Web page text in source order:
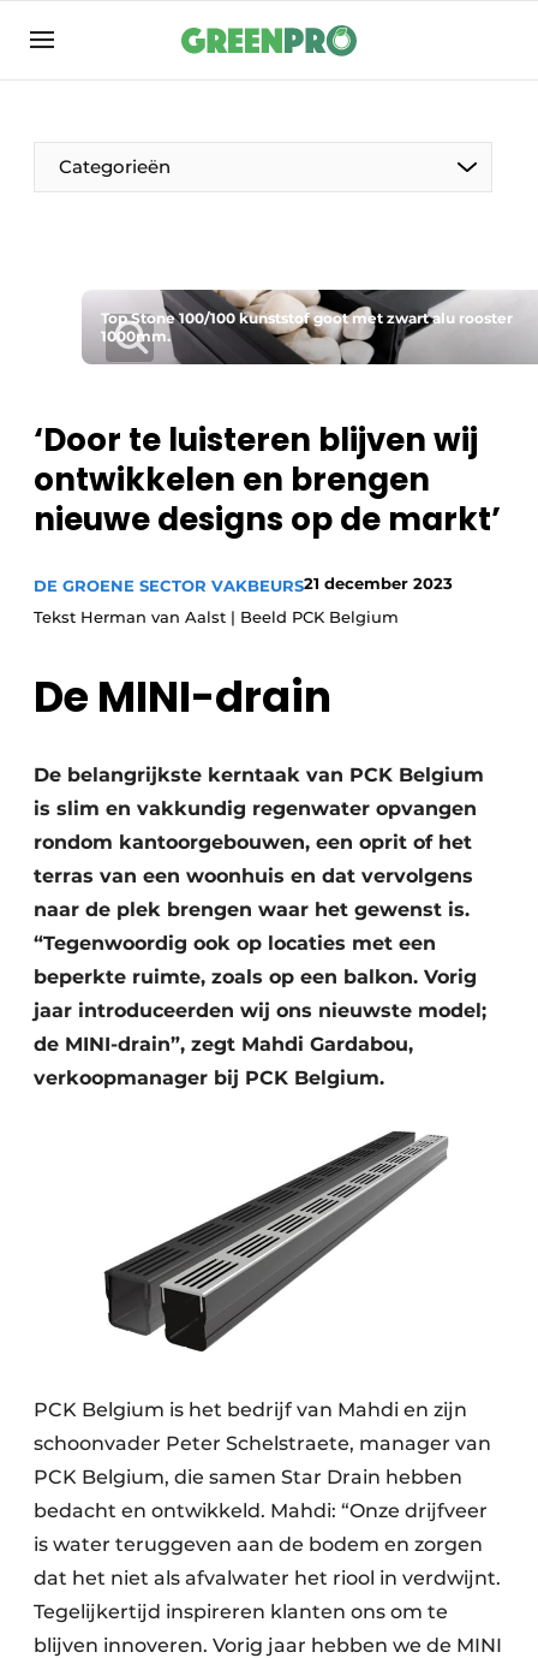
Aanmelden
Bedrijven
Contact
Groen in de zorg
Home
Nieuwsbrief
Podcasts
Privacy / Cookie statement
Vacature aanmelden
Video’s
Categorieën
Top Stone 100/100 kunststof goot met zwart alu rooster
1000mm.
‘Door te luisteren blijven wij
ontwikkelen en brengen
nieuwe designs op de markt’
DE GROENE SECTOR VAKBEURS21 december 2023
Tekst Herman van Aalst | Beeld PCK Belgium
De MINI-drain
De belangrijkste kerntaak van PCK Belgium
is slim en vakkundig regenwater opvangen
rondom kantoorgebouwen, een oprit of het
terras van een woonhuis en dat vervolgens
naar de plek brengen waar het gewenst is.
“Tegenwoordig ook op locaties met een
beperkte ruimte, zoals op een balkon. Vorig
jaar introduceerden wij ons nieuwste model;
de MINI-drain”, zegt Mahdi Gardabou,
verkoopmanager bij PCK Belgium.
PCK Belgium is het bedrijf van Mahdi en zijn
schoonvader Peter Schelstraete, manager van
PCK Belgium, die samen Star Drain hebben
bedacht en ontwikkeld. Mahdi: “Onze drijfveer
is water teruggeven aan de bodem en zorgen
dat het niet als afvalwater het riool in verdwijnt.
Tegelijkertijd inspireren klanten ons om te
blijven innoveren. Vorig jaar hebben we de MINI